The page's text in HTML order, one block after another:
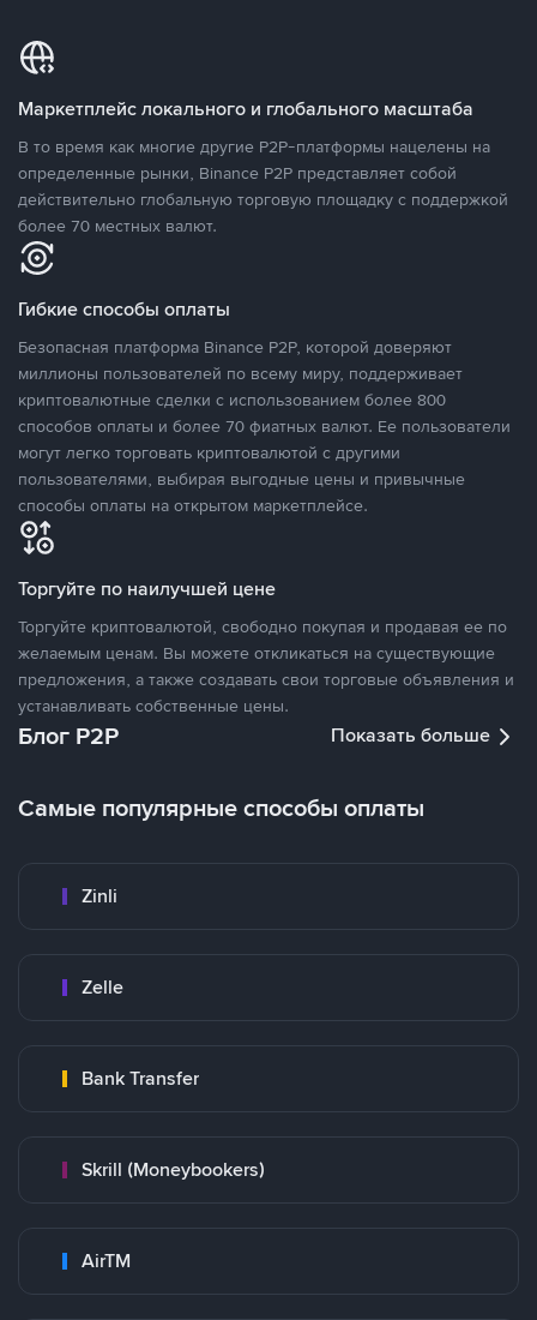
Маркетплейс локального и глобального масштаба
В то время как многие другие P2P-платформы нацелены на
определенные рынки, Binance P2P представляет собой
действительно глобальную торговую площадку с поддержкой
более 70 местных валют.
Гибкие способы оплаты
Безопасная платформа Binance P2P, которой доверяют
миллионы пользователей по всему миру, поддерживает
криптовалютные сделки с использованием более 800
способов оплаты и более 70 фиатных валют. Ее пользователи
могут легко торговать криптовалютой с другими
пользователями, выбирая выгодные цены и привычные
способы оплаты на открытом маркетплейсе.
Торгуйте по наилучшей цене
Торгуйте криптовалютой, свободно покупая и продавая ее по
желаемым ценам. Вы можете откликаться на существующие
предложения, а также создавать свои торговые объявления и
устанавливать собственные цены.
Блог P2P Показать больше
Самые популярные способы оплаты
Zinli
Zelle
Bank Transfer
Skrill (Moneybookers)
AirTM